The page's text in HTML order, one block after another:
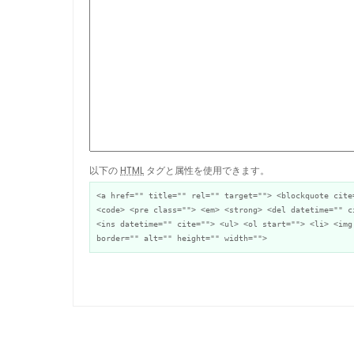
以下の HTML タグと属性を使用できます。
<a href="" title="" rel="" target=""> <blockquote
<code> <pre class=""> <em> <strong> <del datetime=""
<ins datetime="" cite=""> <ul> <ol start=""> <li>
border="" alt="" height="" width="">